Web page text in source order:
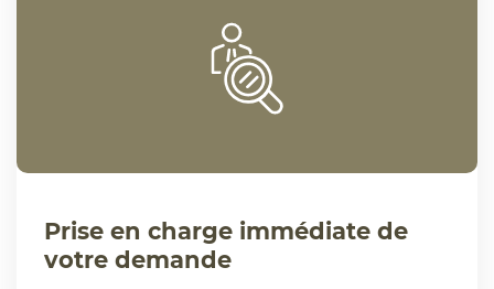
Prise en charge immédiate de
votre demande